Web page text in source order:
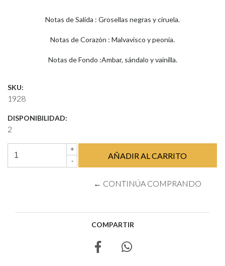
Notas de Salida : Grosellas negras y ciruela.
Notas de Corazón : Malvavisco y peonía.
Notas de Fondo :Ambar, sándalo y vainilla.
SKU:
1928
DISPONIBILIDAD:
2
+
-
← CONTINÚA COMPRANDO
COMPARTIR